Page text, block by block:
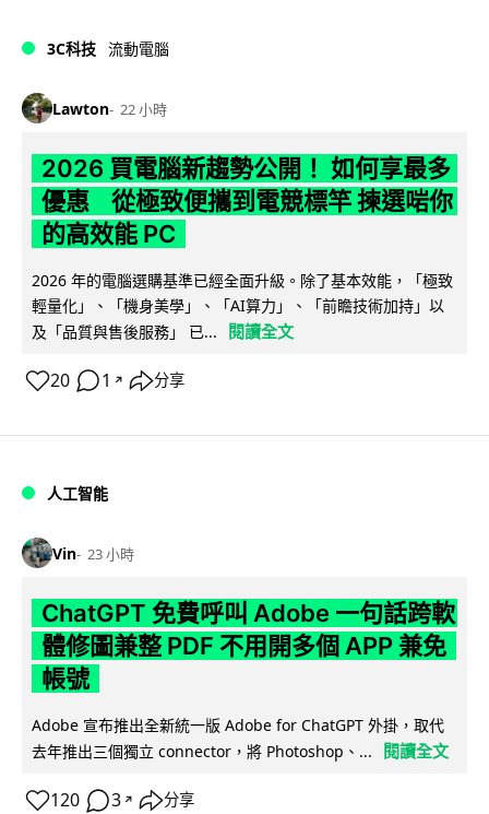
3C科技 流動電腦
Lawton 22 小時
2026 買電腦新趨勢公開！ 如何享最多
優惠 從極致便攜到電競標竿 揀選啱你
的高效能 PC
2026 年的電腦選購基準已經全面升級。除了基本效能，「極致
輕量化」、「機身美學」、「AI算力」、「前瞻技術加持」以
及「品質與售後服務」 已...
閱讀全文
20 1 ↗ 分享
人工智能
Vin 23 小時
ChatGPT 免費呼叫 Adobe 一句話跨軟
體修圖兼整 PDF 不用開多個 APP 兼免
帳號
Adobe 宣布推出全新統一版 Adobe for ChatGPT 外掛，取代
去年推出三個獨立 connector，將 Photoshop、...
閱讀全文
120 3 ↗ 分享